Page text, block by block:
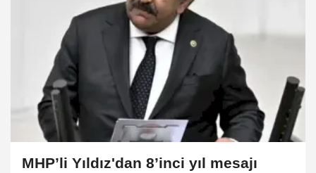
MHP’li Yıldız'dan 8’inci yıl mesajı